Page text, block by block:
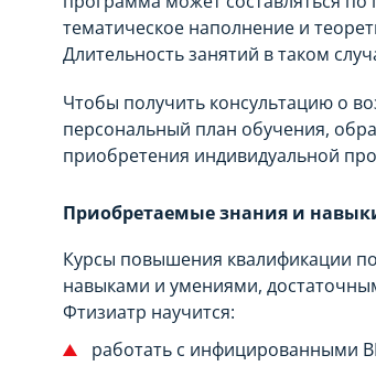
тематическое наполнение и
Длительность занятий в таком
Чтобы получить консультацию о
персональный план обучения,
приобретения индивидуальной
Приобретаемые знания и
Курсы повышения квалификации
навыками и умениями,
Фтизиатр научится:
работать с инфицированными